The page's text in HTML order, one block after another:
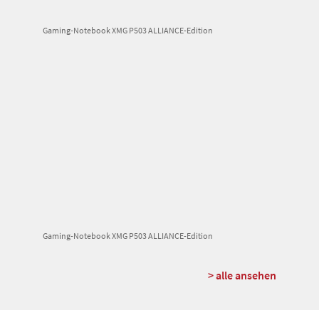
Gaming-Notebook XMG P503 ALLIANCE-Edition
Gaming-Notebook XMG P503 ALLIANCE-Edition
> alle ansehen